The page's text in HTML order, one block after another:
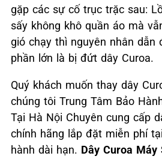
gặp các sự cố trục trặc sau:
sấy không khô quần áo mà
gió chạy thì nguyên nhân dẫn
phần lớn là bị đứt dây Curoa.
Quý khách muốn thay dây
chúng tôi Trung Tâm Bảo
Tại Hà Nội Chuyên cung cấp
chính hãng lắp đặt miễn phí
hành dài hạn. Dây Curoa Máy